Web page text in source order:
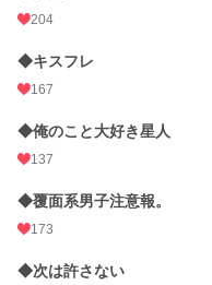
204
◆キスフレ
167
◆俺のこと大好き星人
137
◆覆面系男子注意報。
173
◆次は許さない